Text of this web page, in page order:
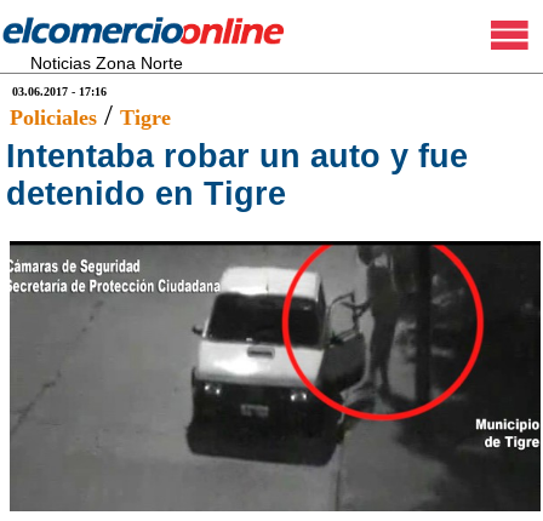
Noticias Zona Norte
03.06.2017 - 17:16
Policiales / Tigre
Intentaba robar un auto y fue
detenido en Tigre